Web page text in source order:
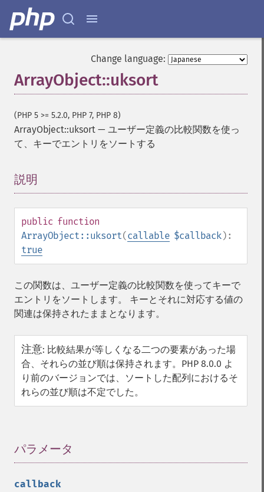
Change language:
ArrayObject::uksort
(PHP 5 >= 5.2.0, PHP 7, PHP 8)
ArrayObject::uksort — ユーザー定義の比較関数を使っ
て、キーでエントリをソートする
説明
public function
ArrayObject::uksort(callable $callback):
true
この関数は、ユーザー定義の比較関数を使ってキーで
エントリをソートします。 キーとそれに対応する値の
関連は保持されたままとなります。
注意: 比較結果が等しくなる二つの要素があった場
合、それらの並び順は保持されます。PHP 8.0.0 よ
り前のバージョンでは、ソートした配列におけるそ
れらの並び順は不定でした。
パラメータ
callback